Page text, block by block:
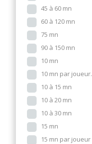
45 à 60 mn
60 à 120 mn
75 mn
90 à 150 mn
10 mn
10 mn par joueur.
10 à 15 mn
10 à 20 mn
10 à 30 mn
15 mn
15 mn par joueur